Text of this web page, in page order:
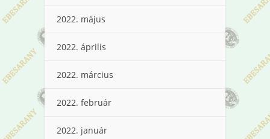
2022. május
2022. április
2022. március
2022. február
2022. január